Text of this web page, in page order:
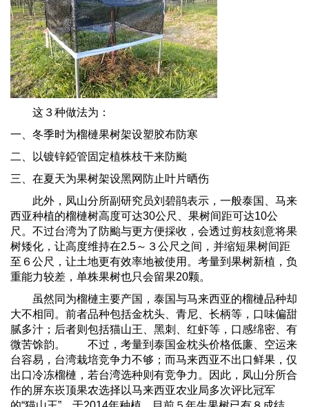
这３种做法为：
一、冬季时为榴槤果树架设塑胶布防寒
二、以镀锌錏管固定植株枝干来防颱
三、在夏天为果树架设黑网防止叶片晒伤
此外，凤山分所副研究员刘碧鹃表示，一般泰国、马来
西亚种植的榴槤树高度可达30公尺、果树间距可达10公
尺。不过台湾为了防颱与更方便採收，会透过剪枝刻意将果
树矮化，让高度维持在2.5～３公尺之间，并缩短果树间距
至６公尺，让土地更有效率地被使用。考量到果树新植，负
重能力较差，单株果树也只会留果20颗。
虽然同为榴槤主要产国，泰国与马来西亚的榴槤品种却
大不相同。前者品种包括金枕头、青尼、长柄等，口味偏甜
腻多汁；后者则包括猫山王、黑刺、红虾等，口感绵密、有
微苦馀韵。 不过，考量到泰国金枕头价格低廉、空运来
台容易，台湾栽培竞争力不够；而马来西亚不出口鲜果，仅
出口冷冻榴槤，若台湾选种则有竞争力。因此，凤山分所合
作的屏东崁顶果农选择以马来西亚农业局多次评比冠军